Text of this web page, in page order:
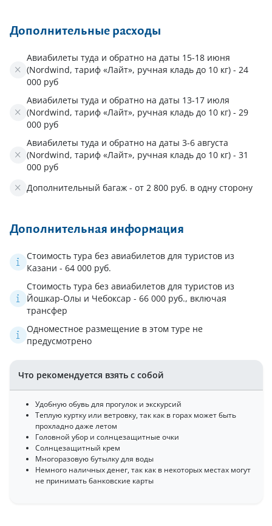
Дополнительные расходы
Авиабилеты туда и обратно на даты 15-18 июня
(Nordwind, тариф «Лайт», ручная кладь до 10 кг) - 24
000 руб
Авиабилеты туда и обратно на даты 13-17 июля
(Nordwind, тариф «Лайт», ручная кладь до 10 кг) - 29
000 руб
Авиабилеты туда и обратно на даты 3-6 августа
(Nordwind, тариф «Лайт», ручная кладь до 10 кг) - 31
000 руб
Дополнительный багаж - от 2 800 руб. в одну сторону
Дополнительная информация
Стоимость тура без авиабилетов для туристов из
Казани - 64 000 руб.
Стоимость тура без авиабилетов для туристов из
Йошкар-Олы и Чебоксар - 66 000 руб., включая
трансфер
Одноместное размещение в этом туре не
предусмотрено
Что рекомендуется взять с собой
Удобную обувь для прогулок и экскурсий
Теплую куртку или ветровку, так как в горах может быть
прохладно даже летом
Головной убор и солнцезащитные очки
Солнцезащитный крем
Многоразовую бутылку для воды
Немного наличных денег, так как в некоторых местах могут
не принимать банковские карты